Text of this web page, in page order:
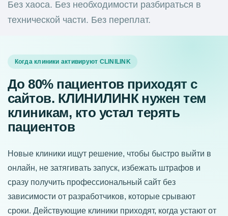
Без хаоса. Без необходимости разбираться в
технической части. Без переплат.
Когда клиники активируют CLINILINK
До 80% пациентов приходят с
сайтов. КЛИНИЛИНК нужен тем
клиникам, кто устал терять
пациентов
Новые клиники ищут решение, чтобы быстро выйти в
онлайн, не затягивать запуск, избежать штрафов и
сразу получить профессиональный сайт без
зависимости от разработчиков, которые срывают
сроки. Действующие клиники приходят, когда устают от